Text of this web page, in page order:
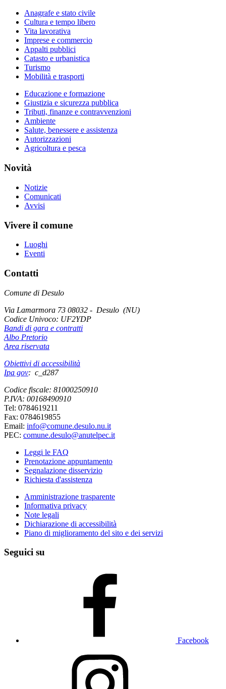
Anagrafe e stato civile
Cultura e tempo libero
Vita lavorativa
Imprese e commercio
Appalti pubblici
Catasto e urbanistica
Turismo
Mobilità e trasporti
Educazione e formazione
Giustizia e sicurezza pubblica
Tributi, finanze e contravvenzioni
Ambiente
Salute, benessere e assistenza
Autorizzazioni
Agricoltura e pesca
Novità
Notizie
Comunicati
Avvisi
Vivere il comune
Luoghi
Eventi
Contatti
Comune di Desulo
Via Lamarmora 73 08032 - Desulo (NU)
Codice Univoco: UF2YDP
Bandi di gara e contratti
Albo Pretorio
Area riservata
Obiettivi di accessibilità
Ipa gov: c_d287
Codice fiscale: 81000250910
P.IVA: 00168490910
Tel: 0784619211
Fax: 0784619855
Email: info@comune.desulo.nu.it
PEC: comune.desulo@anutelpec.it
Leggi le FAQ
Prenotazione appuntamento
Segnalazione disservizio
Richiesta d'assistenza
Amministrazione trasparente
Informativa privacy
Note legali
Dichiarazione di accessibilità
Piano di miglioramento del sito e dei servizi
Seguici su
Facebook